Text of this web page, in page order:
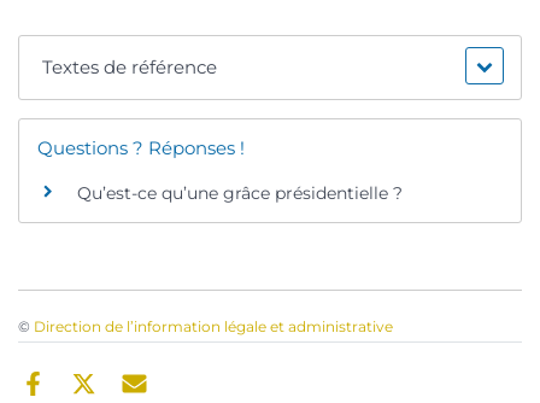
Textes de référence
Questions ? Réponses !
Qu’est-ce qu’une grâce présidentielle ?
© Direction de l’information légale et administrative